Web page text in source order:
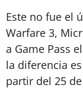
Este no fue el
Warfare 3,
a Game Pass
la diferencia
partir del 25